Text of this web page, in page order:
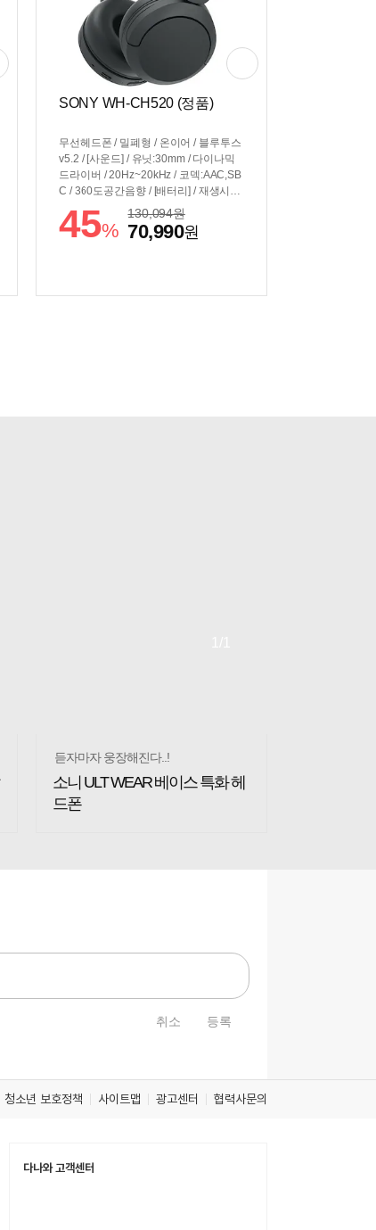
SONY WH-CH520 (정품)
무선헤드폰 / 밀폐형 / 온이어 / 블루투스
v5.2 / [사운드] / 유닛:30mm / 다이나믹
드라이버 / 20Hz~20kHz / 코덱:AAC,SB
C / 360도공간음향 / [배터리] / 재생시간:
50시간(AAC, DSEE OFF) / 충전:USB-C
/ [기능] / EQ수동조절 / 멀티포인트 / [부
가] / 무게:147g / 회전형이어컵
45%
130,094원
70,990원
듣자마자 웅장해진다..!
소니 ULT WEAR 베이스 특화 헤
드폰
취소 등록
청소년 보호정책 사이트맵 광고센터 협력사문의
다나와 고객센터